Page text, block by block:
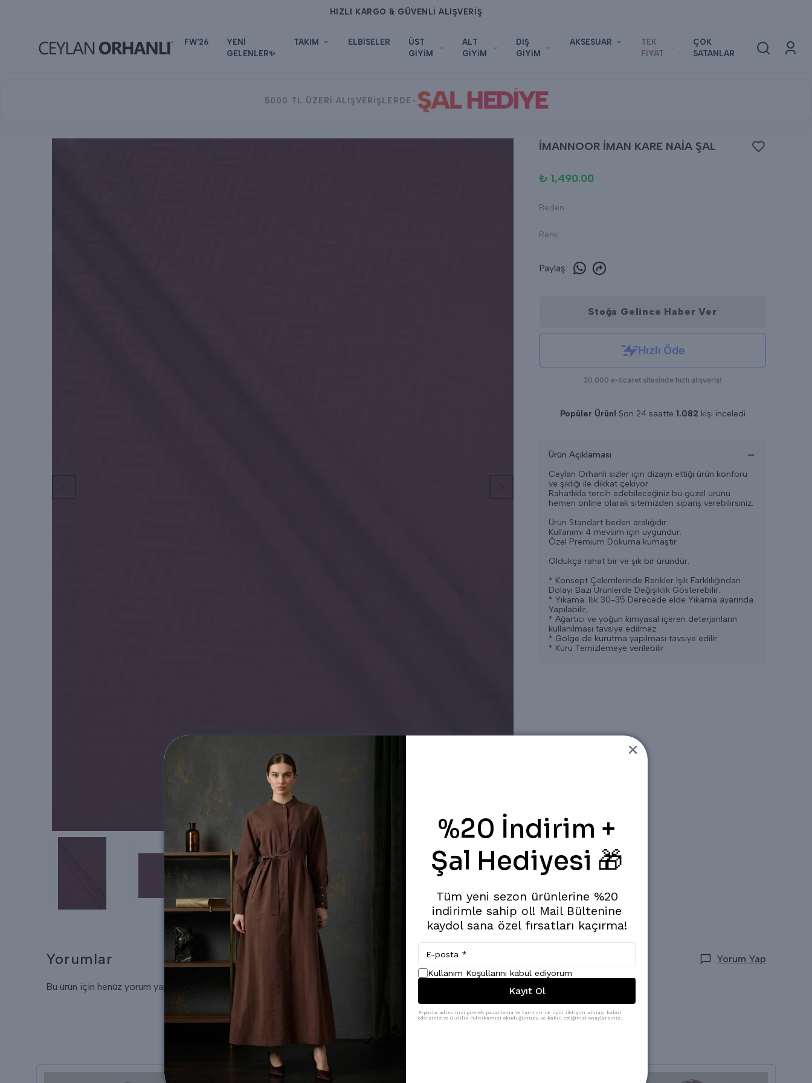
HIZLI KARGO & GÜVENLİ ALIŞVERİŞ
FW'26
YENİ
GELENLER✨
TAKIM ELBİSELER
ÜST
GİYİM
ALT
GİYİM
DIŞ
GİYİM
AKSESUAR
TEK
FİYAT
ÇOK
SATANLAR
5000 TL ÜZERİ ALIŞVERİŞLERDE ŞAL HEDİYE
İMANNOOR İMAN KARE NAİA ŞAL
₺ 1,490.00
Beden
Renk
Paylaş:
Stoğa Gelince Haber Ver
Popüler Ürün! Son 24 saatte 1.082 kişi inceledi
Ürün Açıklaması
Ceylan Orhanlı sizler için dizayn ettiği ürün konforu
ve şıklığı ile dikkat çekiyor.
Rahatlıkla tercih edebileceğiniz bu güzel ürünü
hemen online olarak sitemizden sipariş verebilirsiniz.
Ürün Standart beden aralığıdır.
Kullanımı 4 mevsim için uygundur.
Özel Premium Dokuma kumaştır
Oldukça rahat bir ve şık bir üründür.
* Konsept Çekimlerinde Renkler Işık Farklılığından
Dolayı Bazı Ürünlerde Değişiklik Gösterebilir.
* Yıkama: Ilık 30-35 Derecede elde Yıkama ayarında
Yapılabilir,
* Ağartıcı ve yoğun kimyasal içeren deterjanların
kullanılması tavsiye edilmez.
* Gölge de kurutma yapılması tavsiye edilir.
* Kuru Temizlemeye verilebilir.
Yorumlar Yorum Yap
Bu ürün için henüz yorum yapılmamış.
%20 İndirim +
Şal Hediyesi 🎁
Tüm yeni sezon ürünlerine %20
indirimle sahip ol! Mail Bültenine
kaydol sana özel fırsatları kaçırma!
Kullanım Koşullarını kabul ediyorum
Kayıt Ol
E-posta adresinizi girerek pazarlama ve tanıtım ile ilgili iletişim almayı kabul
edersiniz ve Gizlilik Politikamızı okuduğunuzu ve kabul ettiğinizi onaylarsınız.